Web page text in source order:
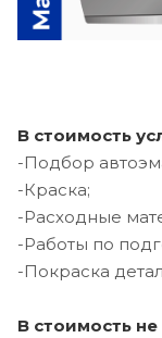
В стоимость
-Подбор
-Краска;
-Расходные
-Работы по
-Покраска
В стоимость